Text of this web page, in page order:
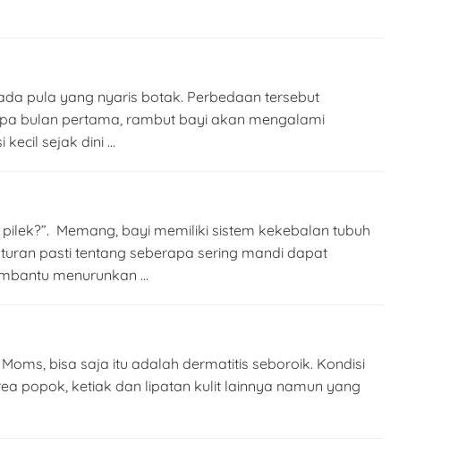
pula yang nyaris botak. Perbedaan tersebut
bulan pertama, rambut bayi akan mengalami
kecil sejak dini …
Memang, bayi memiliki sistem kekebalan tubuh
pasti tentang seberapa sering mandi dapat
menurunkan …
bisa saja itu adalah dermatitis seboroik. Kondisi
popok, ketiak dan lipatan kulit lainnya namun yang